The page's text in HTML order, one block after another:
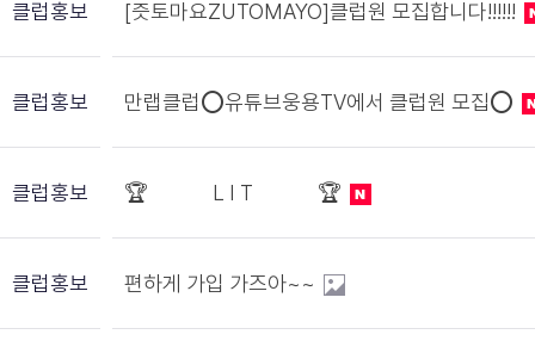
클럽홍보 [즛토마요ZUTOMAYO]클럽원 모집합니다!!!!!!
클럽홍보 만랩클럽⭕유튜브웅용TV에서 클럽원 모집⭕
클럽홍보 🏆 L I T 🏆
클럽홍보 편하게 가입 가즈아~~